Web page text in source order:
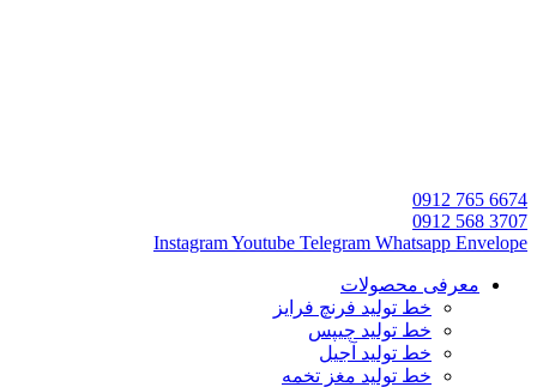
6674 765 0912
3707 568 0912
InstagramYoutube Telegram Whatsapp Envelope
معرفی محصولات
خط تولید فرنچ فرایز
خط تولید چیپس
خط تولید آجیل
خط تولید مغز تخمه